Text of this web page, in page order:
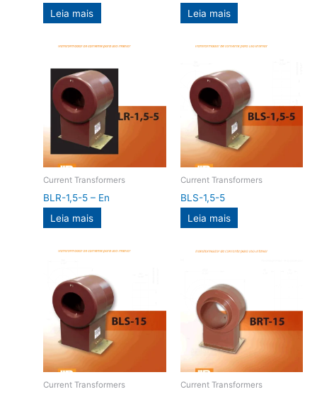
Leia mais
Leia mais
Current Transformers
BLR-1,5-5 – En
Leia mais
Current Transformers
BLS-1,5-5
Leia mais
Current Transformers Current Transformers